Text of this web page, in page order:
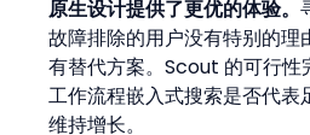
原生设计提供了更优的体验。
故障排除的用户没有特别的
有替代方案。Scout 的可行性
工作流程嵌入式搜索是否代表
维持增长。